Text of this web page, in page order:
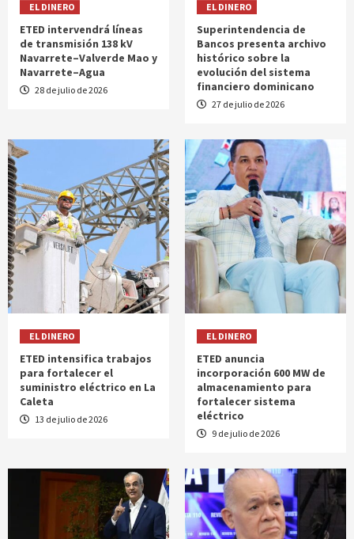
EL DINERO
ETED intervendrá líneas
de transmisión 138 kV
Navarrete–Valverde Mao y
Navarrete–Agua
28 de julio de 2026
EL DINERO
Superintendencia de
Bancos presenta archivo
histórico sobre la
evolución del sistema
financiero dominicano
27 de julio de 2026
EL DINERO
ETED intensifica trabajos
para fortalecer el
suministro eléctrico en La
Caleta
13 de julio de 2026
EL DINERO
ETED anuncia
incorporación 600 MW de
almacenamiento para
fortalecer sistema
eléctrico
9 de julio de 2026